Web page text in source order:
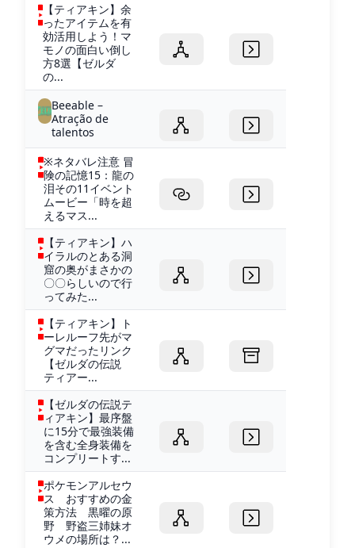
【ティアキン】余
ったアイテムを有
効活用しよう！マ
モノの面白い倒し
方8選【ゼルダ
の...
Beeable –
Atração de
talentos
※ネタバレ注意 冒
険の記憶15：龍の
泪その11イベント
ムービー「時を超
えるマス...
【ティアキン】ハ
イラルのとある洞
窟の奥がまさかの
〇〇らしいので行
ってみた...
【ティアキン】ト
ーレルーフ先がマ
グマだったリンク
【ゼルダの伝説
ティアー...
【ゼルダの伝説テ
ィアキン】最序盤
に15分で最強装備
を含む全身装備を
コンプリートす...
ポケモンアルセウ
ス おすすめの金
策方法 黒曜の原
野 野盗三姉妹オ
ウメの場所は？...